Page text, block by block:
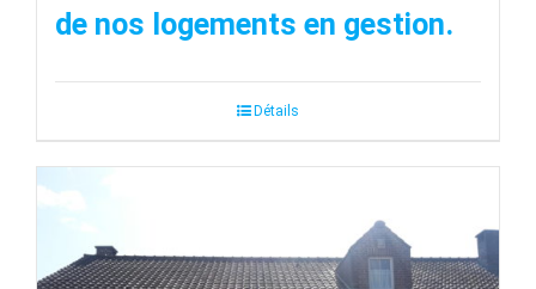
de nos logements en gestion.
Détails